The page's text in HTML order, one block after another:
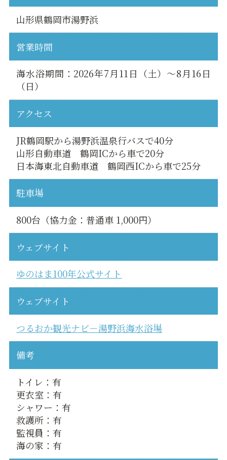
山形県鶴岡市湯野浜
営業時間
海水浴期間：2026年7月11日（土）～8月16日
（日）
アクセス
JR鶴岡駅から湯野浜温泉行バスで40分
山形自動車道 鶴岡ICから車で20分
日本海東北自動車道 鶴岡西ICから車で25分
駐車場
800台（協力金：普通車 1,000円）
ウェブサイト
ゆのはま100年公式サイト
ウェブサイト
つるおか観光ナビ－湯野浜海水浴場
備考
トイレ：有
更衣室：有
シャワー：有
救護所：有
監視員：有
海の家：有